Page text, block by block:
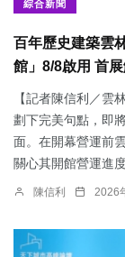
綜合新聞
百年歷史建築雲
館」8/8啟用 首
【記者陳信利／雲
劃下完美句點，即
面。在開幕營運前
關心其開館營運進
陳信利 2026